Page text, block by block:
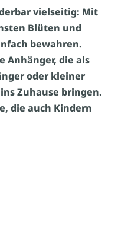
vielseitig: Mit
Blüten und
bewahren.
Anhänger, die als
oder kleiner
Zuhause bringen.
die auch Kindern